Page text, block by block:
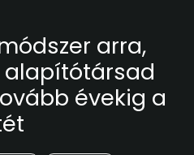
arra,
alapítótársad
évekig a